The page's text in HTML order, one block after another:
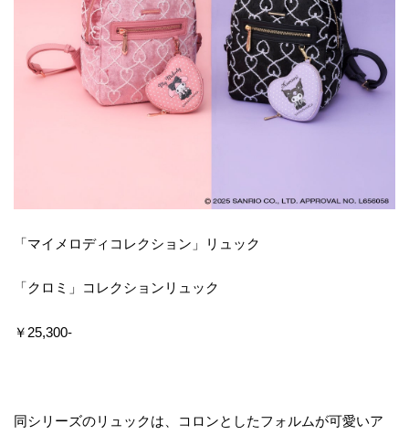
「マイメロディコレクション」リュック
「クロミ」コレクションリュック
￥25,300‐
同シリーズのリュックは、コロンとしたフォルムが可愛いア